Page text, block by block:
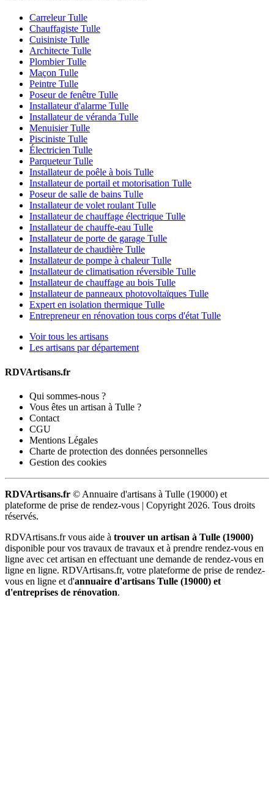
Carreleur Tulle
Chauffagiste Tulle
Cuisiniste Tulle
Architecte Tulle
Plombier Tulle
Maçon Tulle
Peintre Tulle
Poseur de fenêtre Tulle
Installateur d'alarme Tulle
Installateur de véranda Tulle
Menuisier Tulle
Pisciniste Tulle
Électricien Tulle
Parqueteur Tulle
Installateur de poêle à bois Tulle
Installateur de portail et motorisation Tulle
Poseur de salle de bains Tulle
Installateur de volet roulant Tulle
Installateur de chauffage électrique Tulle
Installateur de chauffe-eau Tulle
Installateur de porte de garage Tulle
Installateur de chaudière Tulle
Installateur de pompe à chaleur Tulle
Installateur de climatisation réversible Tulle
Installateur de chauffage au bois Tulle
Installateur de panneaux photovoltaïques Tulle
Expert en isolation thermique Tulle
Entrepreneur en rénovation tous corps d'état Tulle
Voir tous les artisans
Les artisans par département
RDVArtisans.fr
Qui sommes-nous ?
Vous êtes un artisan à Tulle ?
Contact
CGU
Mentions Légales
Charte de protection des données personnelles
Gestion des cookies
RDVArtisans.fr © Annuaire d'artisans à Tulle (19000) et
plateforme de prise de rendez-vous | Copyright 2026. Tous droits
réservés.
RDVArtisans.fr vous aide à trouver un artisan à Tulle (19000)
disponible pour vos travaux de travaux et à prendre rendez-vous en
ligne avec cet artisan en effectuant une demande de rendez-vous en
ligne en ligne. RDVArtisans.fr, votre plateforme de prise de rendez-
vous en ligne et d'annuaire d'artisans Tulle (19000) et
d'entreprises de rénovation.